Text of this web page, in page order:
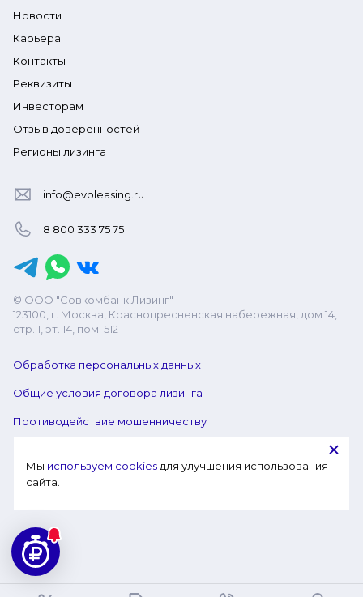
Новости
Карьера
Контакты
Реквизиты
Инвесторам
Отзыв доверенностей
Регионы лизинга
info@evoleasing.ru
8 800 333 75 75
© ООО "Совкомбанк Лизинг"
123100, г. Москва, Краснопресненская набережная, дом 14,
стр. 1, эт. 14, пом. 512
Обработка персональных данных
Общие условия договора лизинга
Противодействие мошенничеству
Мы используем cookies для улучшения использования
сайта.